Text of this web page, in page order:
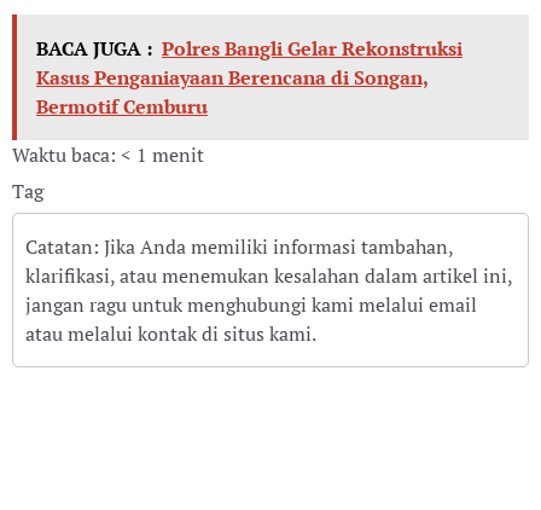
BACA JUGA : Polres Bangli Gelar Rekonstruksi
Kasus Penganiayaan Berencana di Songan,
Bermotif Cemburu
Waktu baca: < 1 menit
Tag
Catatan: Jika Anda memiliki informasi tambahan,
klarifikasi, atau menemukan kesalahan dalam artikel ini,
jangan ragu untuk menghubungi kami melalui email
atau melalui kontak di situs kami.